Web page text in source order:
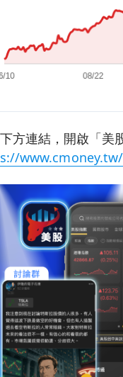
方連結，開啟「美